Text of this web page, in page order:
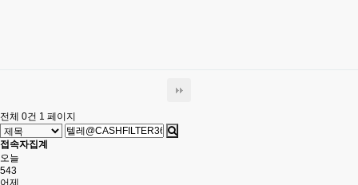
전체 0건 1 페이지
접속자집계
오늘
543
어제